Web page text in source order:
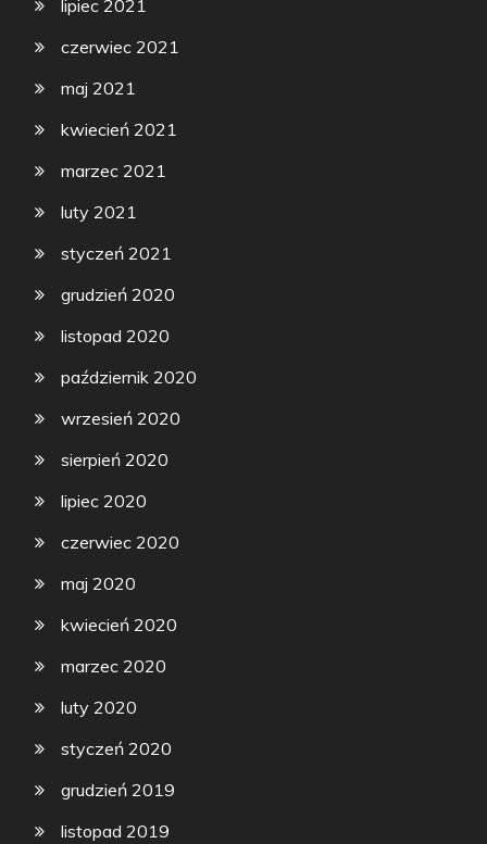
lipiec 2021
czerwiec 2021
maj 2021
kwiecień 2021
marzec 2021
luty 2021
styczeń 2021
grudzień 2020
listopad 2020
październik 2020
wrzesień 2020
sierpień 2020
lipiec 2020
czerwiec 2020
maj 2020
kwiecień 2020
marzec 2020
luty 2020
styczeń 2020
grudzień 2019
listopad 2019